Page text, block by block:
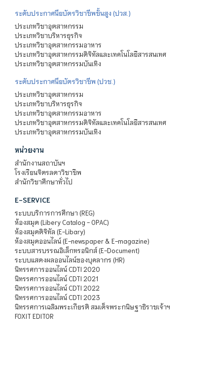
ระดับประกาศนียบัตรวิชาชีพชั้นสูง (ปวส.)
ประเภทวิชาอุตสาหกรรม
ประเภทวิชาบริหารธุรกิจ
ประเภทวิชาอุตสาหกรรมอาหาร
ประเภทวิชาอุตสาหกรรมดิจิทัลและเทคโนโลยีสารสนเทศ
ประเภทวิชาอุตสาหกรรมบันเทิง
ระดับประกาศนียบัตรวิชาชีพ (ปวช.)
ประเภทวิชาอุตสาหกรรม
ประเภทวิชาบริหารธุรกิจ
ประเภทวิชาอุตสาหกรรมอาหาร
ประเภทวิชาอุตสาหกรรมดิจิทัลและเทคโนโลยีสารสนเทศ
ประเภทวิชาอุตสาหกรรมบันเทิง
หน่วยงาน
สำนักงานสถาบันฯ
โรงเรียนจิตรลดาวิชาชีพ
สำนักวิชาศึกษาทั่วไป
E-SERVICE
ระบบบริการการศึกษา (REG)
ห้องสมุด (Libery Catalog - OPAC)
ห้องสมุดดิจิทัล (E-Libary)
ห้องสมุดออนไลน์ (E-newspaper & E-magazine)
ระบบสารบรรณอิเล็กทรอนิกส์ (E-Document)
ระบบแสดงผลออนไลน์ของบุคลากร (HR)
นิทรรศการออนไลน์ CDTI 2020
นิทรรศการออนไลน์ CDTI 2021
นิทรรศการออนไลน์ CDTI 2022
นิทรรศการออนไลน์ CDTI 2023
นิทรรศการเฉลิมพระเกียรติ สมเด็จพระกนิษฐาธิราชเจ้าฯ
FOXIT EDITOR